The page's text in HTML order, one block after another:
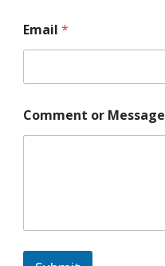
Email *
Comment or Message